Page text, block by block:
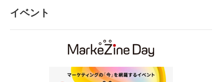
イベント